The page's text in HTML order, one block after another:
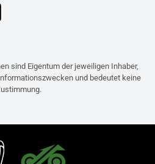
sind Eigentum der jeweiligen Inhaber,
und bedeutet keine